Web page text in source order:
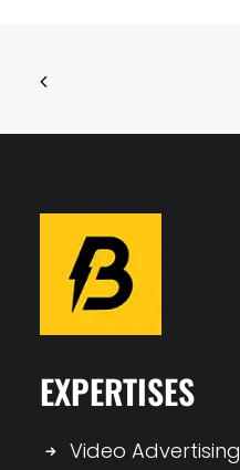
EXPERTISES
Video Advertising